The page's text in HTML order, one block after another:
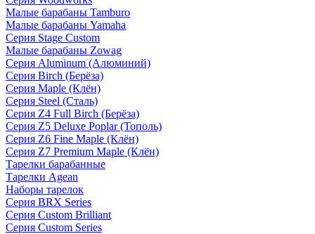
Малые барабаны Tamburo
Малые барабаны Yamaha
Серия Stage Custom
Малые барабаны Zowag
Серия Aluminum (Алюминий)
Серия Birch (Берёза)
Серия Maple (Клён)
Серия Steel (Сталь)
Серия Z4 Full Birch (Берёза)
Серия Z5 Deluxe Poplar (Тополь)
Серия Z6 Fine Maple (Клён)
Серия Z7 Premium Maple (Клён)
Тарелки барабанные
Тарелки Agean
Наборы тарелок
Серия BRX Series
Серия Custom Brilliant
Серия Custom Series